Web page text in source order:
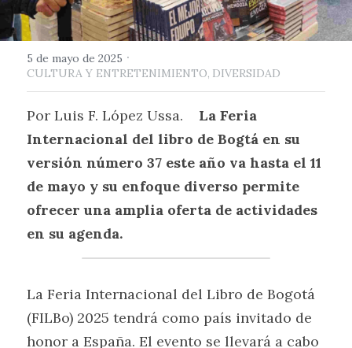
5 de mayo de 2025 ·
CULTURA Y ENTRETENIMIENTO, DIVERSIDAD
Por Luis F. López Ussa. La Feria
Internacional del libro de Bogtá en su
versión número 37 este año va hasta el 11
de mayo y su enfoque diverso permite
ofrecer una amplia oferta de actividades
en su agenda.
La Feria Internacional del Libro de Bogotá
(FILBo) 2025 tendrá como país invitado de
honor a España. El evento se llevará a cabo